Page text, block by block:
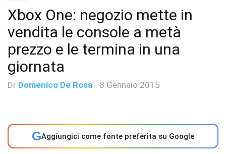
Xbox One: negozio mette in
vendita le console a metà
prezzo e le termina in una
giornata
Di Domenico De Rosa - 8 Gennaio 2015
GAggiungici come fonte preferita su Google